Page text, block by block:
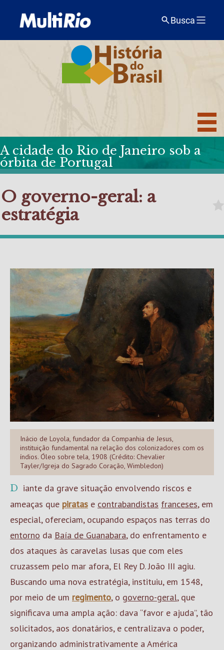
Busca
A cidade do Rio de Janeiro sob a
órbita de Portugal
O governo-geral: a
estratégia
Inácio de Loyola, fundador da Companhia de Jesus,
instituição fundamental na relação dos colonizadores com os
índios. Óleo sobre tela, 1908 (Crédito: Chevalier
Tayler/Igreja do Sagrado Coração, Wimbledon)
Diante da grave situação envolvendo riscos e
ameaças que piratas e contrabandistas franceses, em
especial, ofereciam, ocupando espaços nas terras do
entorno da Baía de Guanabara, do enfrentamento e
dos ataques às caravelas lusas que com eles
cruzassem pelo mar afora, El Rey D. João III agiu.
Buscando uma nova estratégia, instituiu, em 1548,
por meio de um regimento, o governo-geral, que
significava uma ampla ação: dava “favor e ajuda”, tão
solicitados, aos donatários, e centralizava o poder,
organizando administrativamente a América